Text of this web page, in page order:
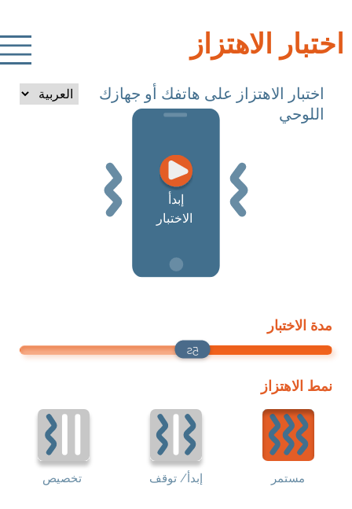
اختبار الاهتزاز
اختبار الاهتزاز على هاتفك أو جهازك
اللوحي
مدة الاختبار
5s
نمط الاهتزاز
مستمر إبدأ/ توقف تخصيص
إبدأ
الاختبار